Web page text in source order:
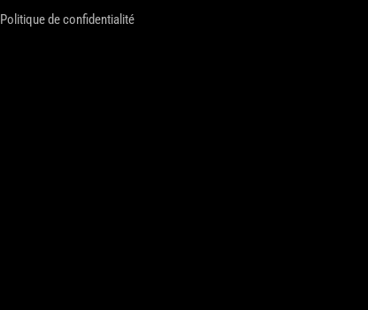
Politique de confidentialité